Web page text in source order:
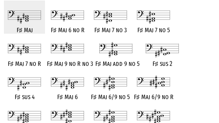
F♯Maj F♯Maj 6 no R F♯Maj 7 no 3 F♯Maj 7 no 5
F♯ Maj 7 no R F♯ Maj 9 no R no 3 F♯ Maj add 9 no 5 F♯ sus 2
F♯sus 4 F♯ Maj 6 F♯ Maj 6/9 no 5 F♯Maj 6/9 no R